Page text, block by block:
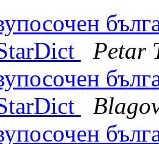
Petar